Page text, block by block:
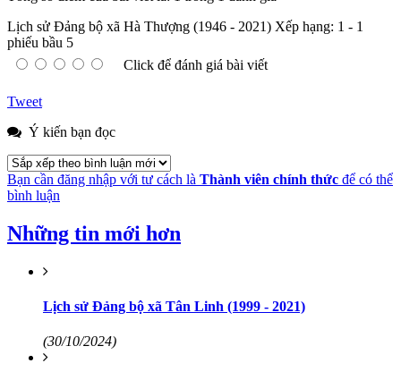
Lịch sử Đảng bộ xã Hà Thượng (1946 - 2021) Xếp hạng: 1 - 1
phiếu bầu 5
Click để đánh giá bài viết
Tweet
Ý kiến bạn đọc
Bạn cần đăng nhập với tư cách là Thành viên chính thức để có thể
bình luận
Những tin mới hơn
Lịch sử Đảng bộ xã Tân Linh (1999 - 2021)
(30/10/2024)